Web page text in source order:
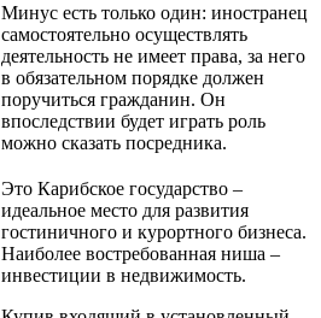
Минус есть только один: иностранец
самостоятельно осуществлять
деятельность не имеет права, за него
в обязательном порядке должен
поручиться гражданин. Он
впоследствии будет играть роль
можно сказать посредника.
Это Карибское государство –
идеальное место для развития
гостиничного и курортного бизнеса.
Наиболее востребованная ниша –
инвестиции в недвижимость.